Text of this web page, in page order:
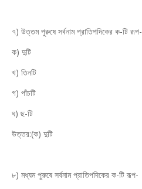
৭) উত্তম পুরুষে সর্বনাম প্রাতিপদিকের ক-টি রূপ-
ক) দুটি
খ) তিনটি
গ) পাঁচটি
ঘ) ছ-টি
উত্তর:(ক) দুটি
৮) মধ্যম পুরুষে সর্বনাম প্রাতিপদিকের ক-টি রূপ-